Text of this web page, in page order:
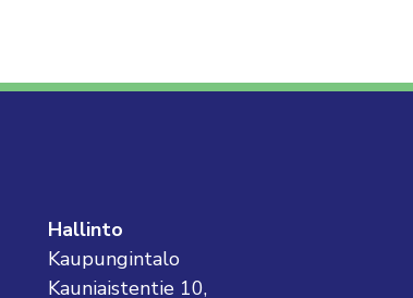
Hallinto
Kaupungintalo
Kauniaistentie 10,